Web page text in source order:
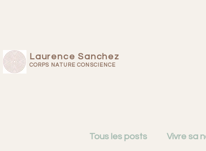
Laurence Sanchez
CORPS NATURE CONSCIENCE
Tous les posts Vivre sa